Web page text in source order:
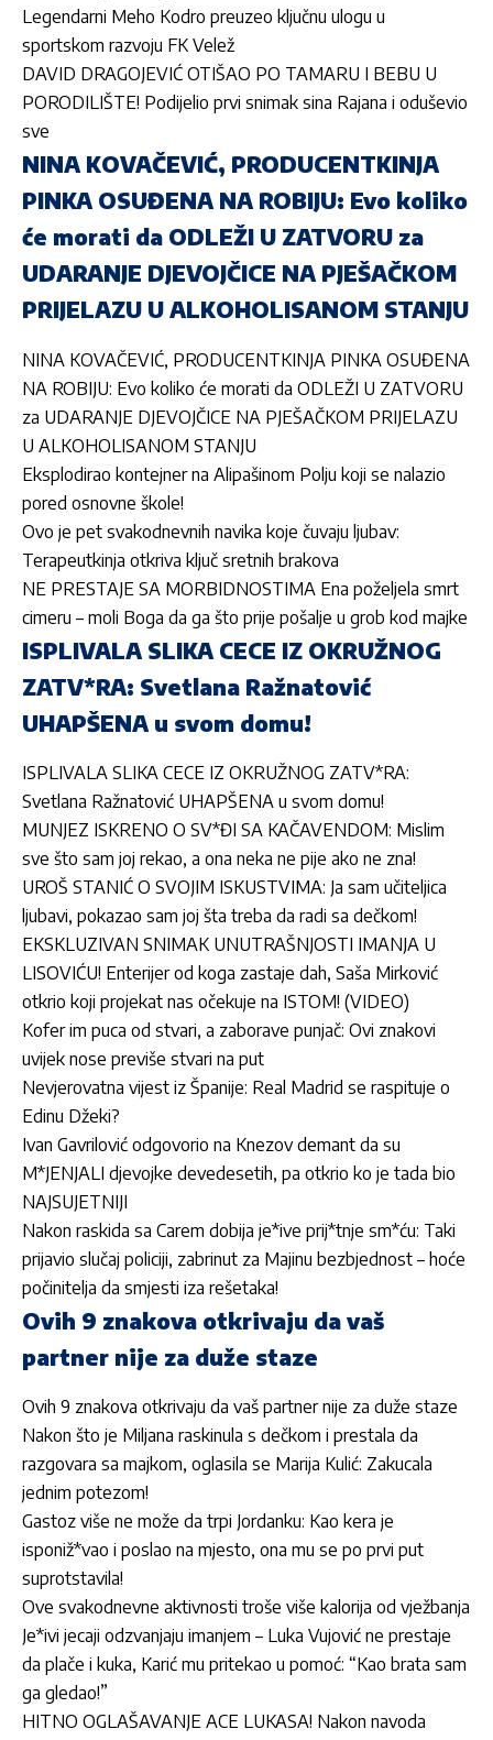
Legendarni Meho Kodro preuzeo ključnu ulogu u
sportskom razvoju FK Velež
DAVID DRAGOJEVIĆ OTIŠAO PO TAMARU I BEBU U
PORODILIŠTE! Podijelio prvi snimak sina Rajana i oduševio
sve
NINA KOVAČEVIĆ, PRODUCENTKINJA
PINKA OSUĐENA NA ROBIJU: Evo koliko
će morati da ODLEŽI U ZATVORU za
UDARANJE DJEVOJČICE NA PJEŠAČKOM
PRIJELAZU U ALKOHOLISANOM STANJU
NINA KOVAČEVIĆ, PRODUCENTKINJA PINKA OSUĐENA
NA ROBIJU: Evo koliko će morati da ODLEŽI U ZATVORU
za UDARANJE DJEVOJČICE NA PJEŠAČKOM PRIJELAZU
U ALKOHOLISANOM STANJU
Eksplodirao kontejner na Alipašinom Polju koji se nalazio
pored osnovne škole!
Ovo je pet svakodnevnih navika koje čuvaju ljubav:
Terapeutkinja otkriva ključ sretnih brakova
NE PRESTAJE SA MORBIDNOSTIMA Ena poželjela smrt
cimeru – moli Boga da ga što prije pošalje u grob kod majke
ISPLIVALA SLIKA CECE IZ OKRUŽNOG
ZATV*RA: Svetlana Ražnatović
UHAPŠENA u svom domu!
ISPLIVALA SLIKA CECE IZ OKRUŽNOG ZATV*RA:
Svetlana Ražnatović UHAPŠENA u svom domu!
MUNJEZ ISKRENO O SV*ĐI SA KAČAVENDOM: Mislim
sve što sam joj rekao, a ona neka ne pije ako ne zna!
UROŠ STANIĆ O SVOJIM ISKUSTVIMA: Ja sam učiteljica
ljubavi, pokazao sam joj šta treba da radi sa dečkom!
EKSKLUZIVAN SNIMAK UNUTRAŠNJOSTI IMANJA U
LISOVIĆU! Enterijer od koga zastaje dah, Saša Mirković
otkrio koji projekat nas očekuje na ISTOM! (VIDEO)
Kofer im puca od stvari, a zaborave punjač: Ovi znakovi
uvijek nose previše stvari na put
Nevjerovatna vijest iz Španije: Real Madrid se raspituje o
Edinu Džeki?
Ivan Gavrilović odgovorio na Knezov demant da su
M*JENJALI djevojke devedesetih, pa otkrio ko je tada bio
NAJSUJETNIJI
Nakon raskida sa Carem dobija je*ive prij*tnje sm*ću: Taki
prijavio slučaj policiji, zabrinut za Majinu bezbjednost – hoće
počinitelja da smjesti iza rešetaka!
Ovih 9 znakova otkrivaju da vaš
partner nije za duže staze
Ovih 9 znakova otkrivaju da vaš partner nije za duže staze
Nakon što je Miljana raskinula s dečkom i prestala da
razgovara sa majkom, oglasila se Marija Kulić: Zakucala
jednim potezom!
Gastoz više ne može da trpi Jordanku: Kao kera je
isponiž*vao i poslao na mjesto, ona mu se po prvi put
suprotstavila!
Ove svakodnevne aktivnosti troše više kalorija od vježbanja
Je*ivi jecaji odzvanjaju imanjem – Luka Vujović ne prestaje
da plače i kuka, Karić mu pritekao u pomoć: “Kao brata sam
ga gledao!”
HITNO OGLAŠAVANJE ACE LUKASA! Nakon navoda